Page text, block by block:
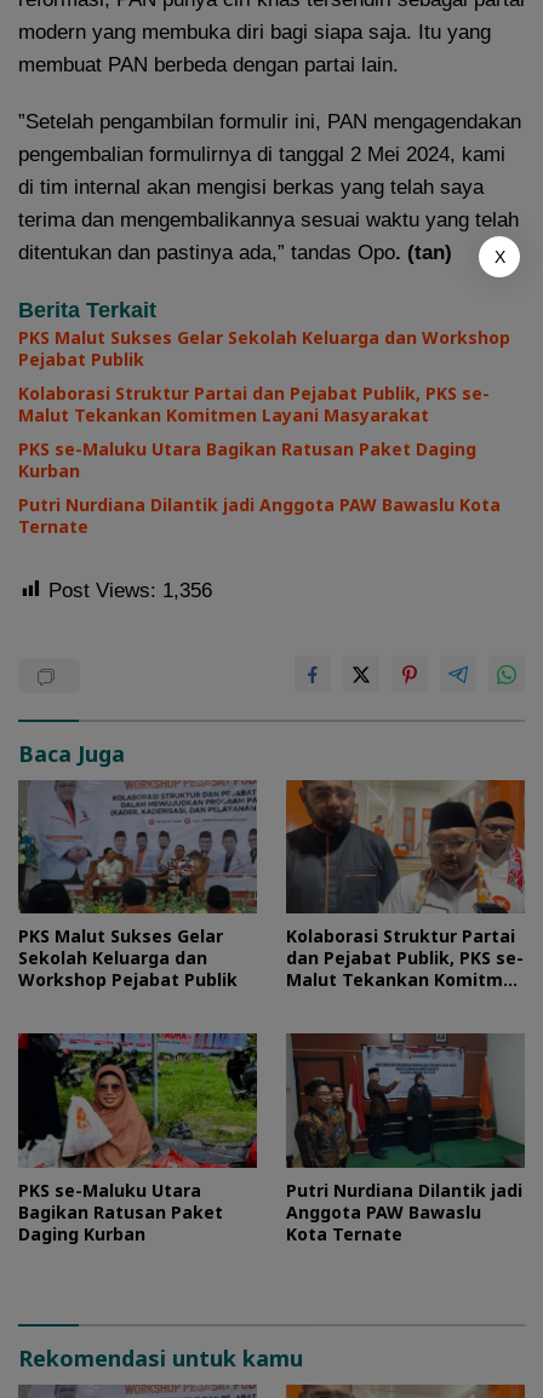
modern yang membuka diri bagi siapa saja. Itu yang
membuat PAN berbeda dengan partai lain.
”Setelah pengambilan formulir ini, PAN mengagendakan
pengembalian formulirnya di tanggal 2 Mei 2024, kami
di tim internal akan mengisi berkas yang telah saya
terima dan mengembalikannya sesuai waktu yang telah
ditentukan dan pastinya ada,” tandas Opo. (tan)
Berita Terkait
PKS Malut Sukses Gelar Sekolah Keluarga dan Workshop
Pejabat Publik
Kolaborasi Struktur Partai dan Pejabat Publik, PKS se-
Malut Tekankan Komitmen Layani Masyarakat
PKS se-Maluku Utara Bagikan Ratusan Paket Daging
Kurban
Putri Nurdiana Dilantik jadi Anggota PAW Bawaslu Kota
Ternate
Post Views: 1,356
Baca Juga
PKS Malut Sukses Gelar
Sekolah Keluarga dan
Workshop Pejabat Publik
Kolaborasi Struktur Partai
dan Pejabat Publik, PKS se-
Malut Tekankan Komitmen
PKS se-Maluku Utara
Bagikan Ratusan Paket
Daging Kurban
Putri Nurdiana Dilantik jadi
Anggota PAW Bawaslu
Kota Ternate
Rekomendasi untuk kamu
X